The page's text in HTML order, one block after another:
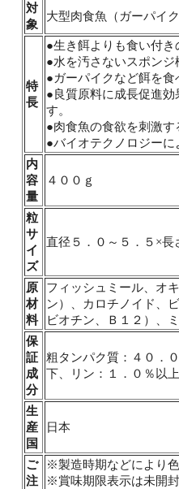
対
象
大型肉食魚（ガーパイ
特
長
●生き餌よりも食い付き
●水を汚さないスポンジ
●ガーパイクなど餌を食
●良質原料に成長促進
す。
●肉食魚の食欲を刺激す
●バイオテクノロジーに
内
容
量
４００ｇ
粒
サ
イ
ズ
直径５．０～５．５×長
原
材
料
フィッシュミール、オ
ン）、カロチノイド、
ビオチン、Ｂ１２）、
保
証
成
分
粗タンパク質：４０．
下、リン：１．０％以上
生
産
国
日本
ご
注
※製造時期などにより
※賞味期限表示は未開